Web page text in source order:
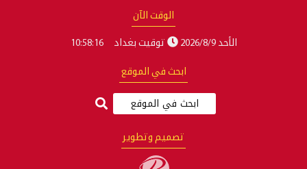
الوقت الآن
الأحد 2026/8/9 توقيت بغداد 10:58:17
ابحث في الموقع
تصميم وتطوير